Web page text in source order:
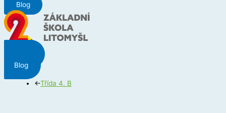
Blog
Blog
←Třída 4. B